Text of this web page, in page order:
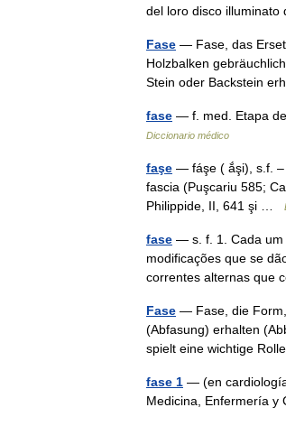
del loro disco
Fase — Fase, das
Holzbalken
Stein oder Backstein
fase — f. med. Etapa
Diccionario médico
faşe — fáşe ( ắşi), s.f. –
fascia (Puşcariu 585;
Philippide, II, 641 şi …
fase — s. f. 1. Cada um
modificações que se
correntes alternas
Fase — Fase, die Form,
(Abfasung) erhalten
spielt eine wichtige
fase 1 — (en
Medicina, Enfermería